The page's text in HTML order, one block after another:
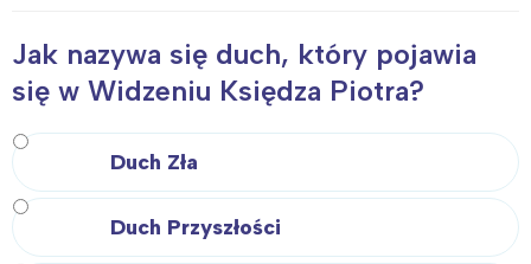
Jak nazywa się duch, który pojawia
się w Widzeniu Księdza Piotra?
Duch Zła
Duch Przyszłości